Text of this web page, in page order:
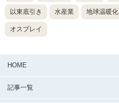
以東底引き 水産業 地球温暖化
オスプレイ
HOME
記事一覧